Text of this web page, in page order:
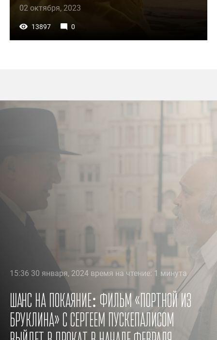
02 октября, 2023
13897 0
15:36 30 января, 2024 время на чтение: 1 минута
Шанс на покаяние: фильм «Портной из
Бруклина» c Сергеем Пускепалисом